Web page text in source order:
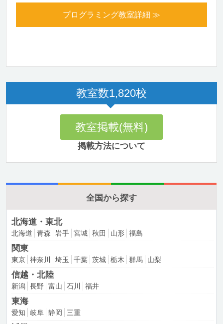
プログラミング教室詳細 ≫
教室数1,820校
教室掲載(無料)
掲載方法について
全国から探す
北海道・東北
北海道 青森 岩手 宮城 秋田 山形 福島
関東
東京 神奈川 埼玉 千葉 茨城 栃木 群馬 山梨
信越・北陸
新潟 長野 富山 石川 福井
東海
愛知 岐阜 静岡 三重